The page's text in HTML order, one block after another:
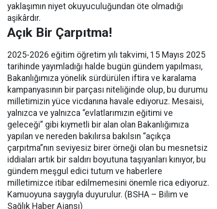
yaklaşımın niyet okuyuculuğundan öte olmadığı
aşikârdır.
Açık Bir Çarpıtma!
2025-2026 eğitim öğretim yılı takvimi, 15 Mayıs 2025
tarihinde yayımladığı halde bugün gündem yapılması,
Bakanlığımıza yönelik sürdürülen iftira ve karalama
kampanyasının bir parçası niteliğinde olup, bu durumu
milletimizin yüce vicdanına havale ediyoruz. Mesaisi,
yalnızca ve yalnızca “evlatlarımızın eğitimi ve
geleceği” gibi kıymetli bir alan olan Bakanlığımıza
yapılan ve nereden bakılırsa bakılsın “açıkça
çarpıtma”nın seviyesiz birer örneği olan bu mesnetsiz
iddiaları artık bir saldırı boyutuna taşıyanları kınıyor, bu
gündem meşgul edici tutum ve haberlere
milletimizce itibar edilmemesini önemle rica ediyoruz.
Kamuoyuna saygıyla duyurulur. (BSHA – Bilim ve
Sağlık Haber Ajansı)